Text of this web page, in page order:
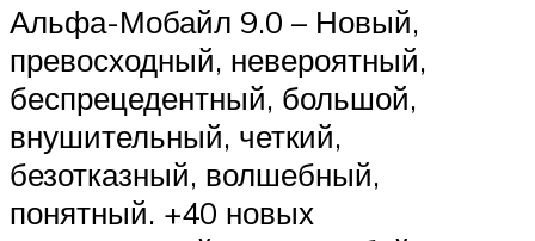
Альфа-Мобайл 9.0 – Новый,
превосходный, невероятный,
беспрецедентный, большой,
внушительный, четкий,
безотказный, волшебный,
понятный. +40 новых